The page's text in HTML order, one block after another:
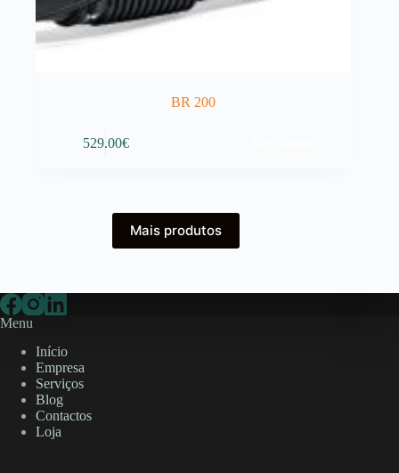
BR 200
529.00€
Mais produtos
Menu
Início
Empresa
Serviços
Blog
Contactos
Loja